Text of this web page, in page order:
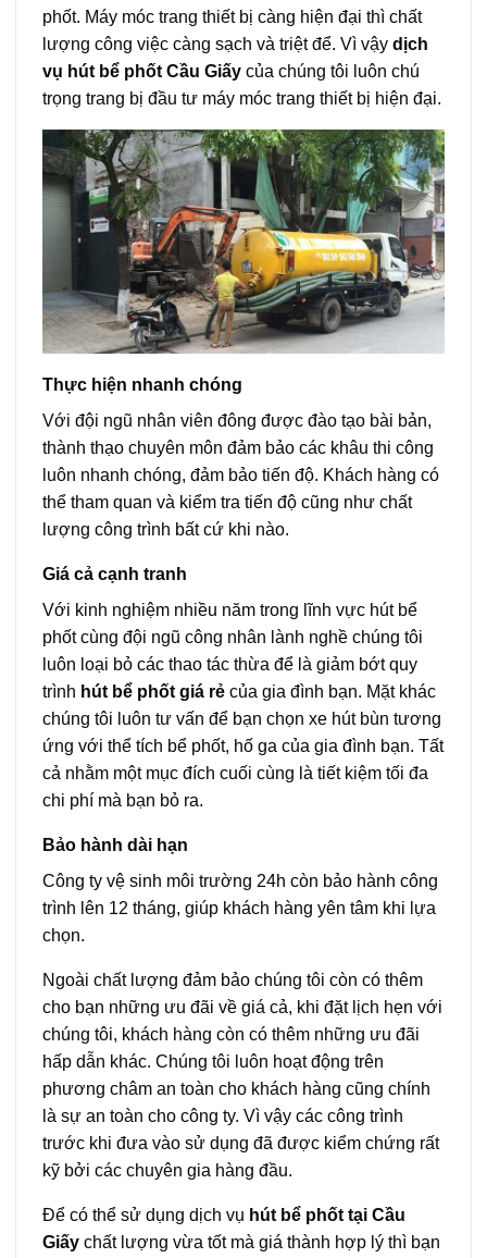
phốt. Máy móc trang thiết bị càng hiện đại thì chất
lượng công việc càng sạch và triệt để. Vì vậy dịch
vụ hút bể phốt Cầu Giấy của chúng tôi luôn chú
trọng trang bị đầu tư máy móc trang thiết bị hiện đại.
Thực hiện nhanh chóng
Với đội ngũ nhân viên đông được đào tạo bài bản,
thành thạo chuyên môn đảm bảo các khâu thi công
luôn nhanh chóng, đảm bảo tiến độ. Khách hàng có
thể tham quan và kiểm tra tiến độ cũng như chất
lượng công trình bất cứ khi nào.
Giá cả cạnh tranh
Với kinh nghiệm nhiều năm trong lĩnh vực hút bể
phốt cùng đội ngũ công nhân lành nghề chúng tôi
luôn loại bỏ các thao tác thừa để là giảm bớt quy
trình hút bể phốt giá rẻ của gia đình bạn. Mặt khác
chúng tôi luôn tư vấn để bạn chọn xe hút bùn tương
ứng với thể tích bể phốt, hố ga của gia đình bạn. Tất
cả nhằm một mục đích cuối cùng là tiết kiệm tối đa
chi phí mà bạn bỏ ra.
Bảo hành dài hạn
Công ty vệ sinh môi trường 24h còn bảo hành công
trình lên 12 tháng, giúp khách hàng yên tâm khi lựa
chọn.
Ngoài chất lượng đảm bảo chúng tôi còn có thêm
cho bạn những ưu đãi về giá cả, khi đặt lịch hẹn với
chúng tôi, khách hàng còn có thêm những ưu đãi
hấp dẫn khác. Chúng tôi luôn hoạt động trên
phương châm an toàn cho khách hàng cũng chính
là sự an toàn cho công ty. Vì vậy các công trình
trước khi đưa vào sử dụng đã được kiểm chứng rất
kỹ bởi các chuyên gia hàng đầu.
Để có thể sử dụng dịch vụ hút bể phốt tại Cầu
Giấy chất lượng vừa tốt mà giá thành hợp lý thì bạn